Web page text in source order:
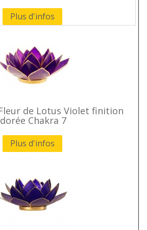
Plus d'infos
de Lotus Violet finition
dorée Chakra 7
Plus d'infos